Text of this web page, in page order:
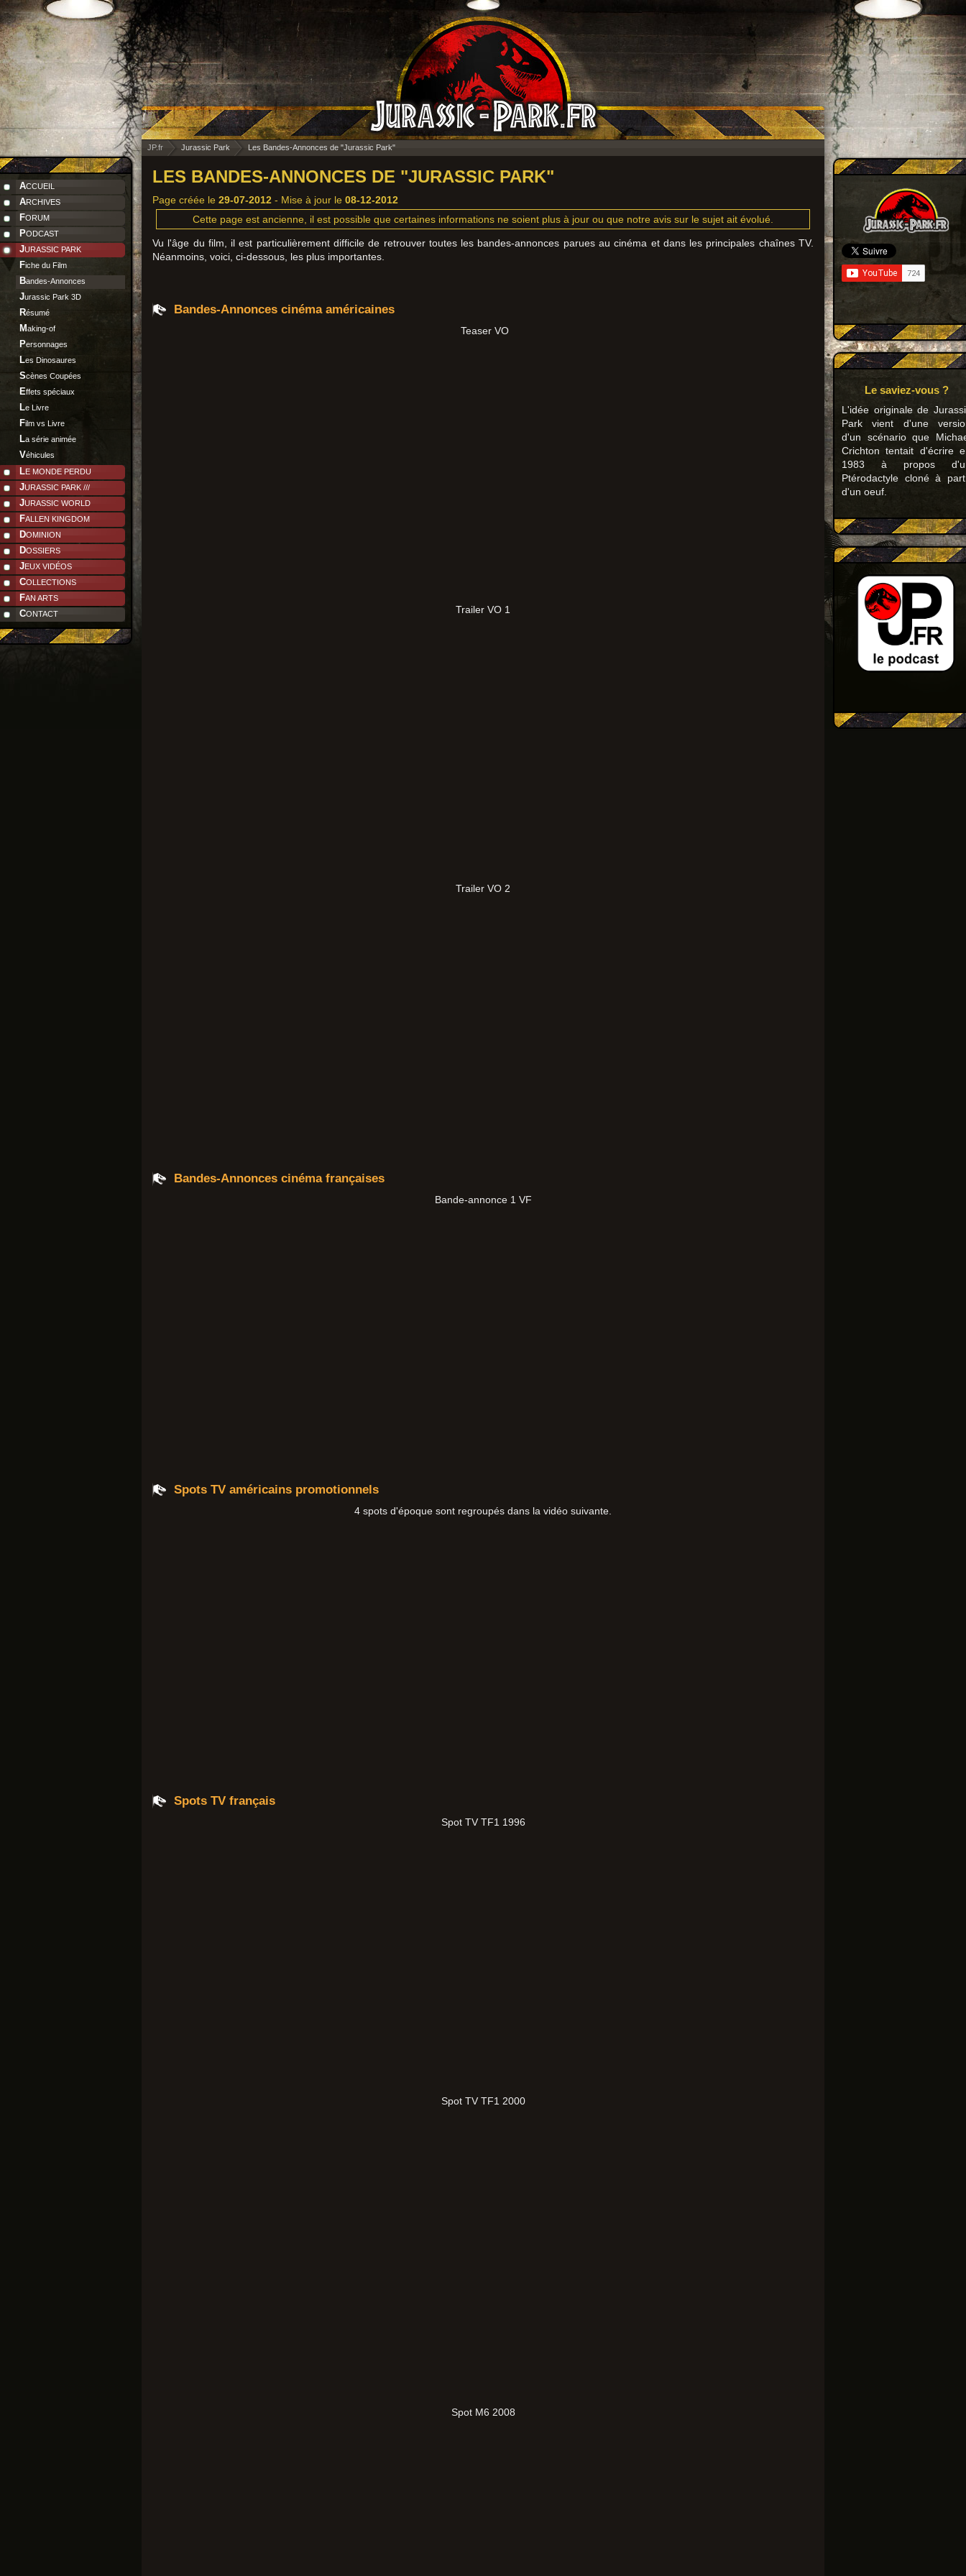
JP.fr Jurassic Park Les Bandes-Annonces de "Jurassic Park"
LES BANDES-ANNONCES DE "JURASSIC PARK"
Page créée le 29-07-2012 - Mise à jour le 08-12-2012
Cette page est ancienne, il est possible que certaines informations ne soient plus à jour ou que notre avis sur le sujet ait évolué.
Vu l'âge du film, il est particulièrement difficile de retrouver toutes les bandes-annonces parues au cinéma et dans les principales chaînes TV.
Néanmoins, voici, ci-dessous, les plus importantes.
Bandes-Annonces cinéma américaines
Teaser VO
Trailer VO 1
Trailer VO 2
Bandes-Annonces cinéma françaises
Bande-annonce 1 VF
Spots TV américains promotionnels
4 spots d'époque sont regroupés dans la vidéo suivante.
Spots TV français
Spot TV TF1 1996
Spot TV TF1 2000
Spot M6 2008
ACCUEIL
ARCHIVES
FORUM
PODCAST
JURASSIC PARK
Fiche du Film
Bandes-Annonces
Jurassic Park 3D
Résumé
Making-of
Personnages
Les Dinosaures
Scènes Coupées
Effets spéciaux
Le Livre
Film vs Livre
La série animée
Véhicules
LE MONDE PERDU
JURASSIC PARK ///
JURASSIC WORLD
FALLEN KINGDOM
DOMINION
DOSSIERS
JEUX VIDÉOS
COLLECTIONS
FAN ARTS
CONTACT
Le saviez-vous ?
L'idée originale de
Park vient d'une
d'un scénario que
Crichton tentait d'écrire
1983 à propos
Ptérodactyle cloné à
d'un oeuf.